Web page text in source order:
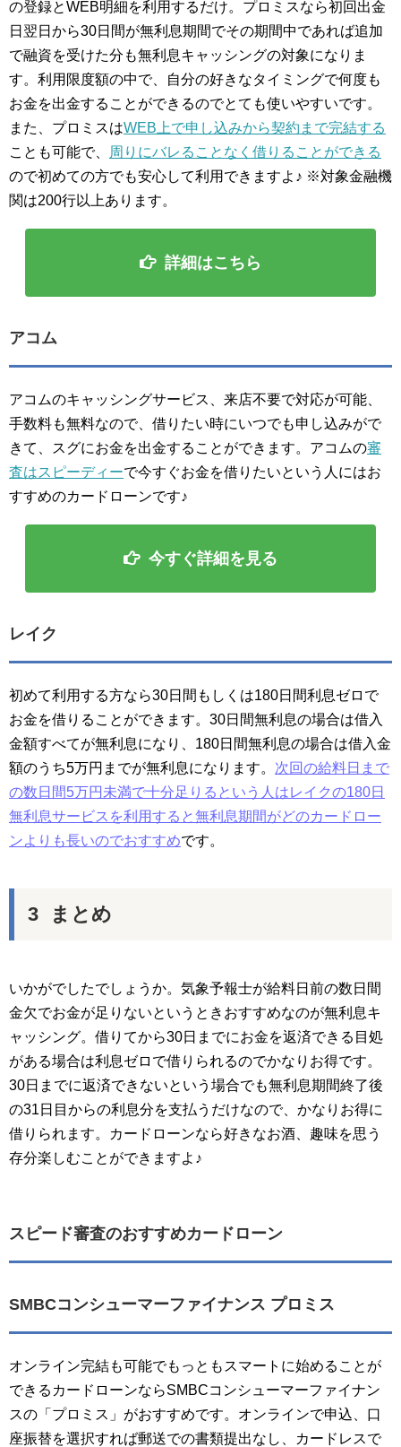
の登録とWEB明細を利用するだけ。プロミスなら初回出金
日翌日から30日間が無利息期間でその期間中であれば追加
で融資を受けた分も無利息キャッシングの対象になりま
す。利用限度額の中で、自分の好きなタイミングで何度も
お金を出金することができるのでとても使いやすいです。
また、プロミスはWEB上で申し込みから契約まで完結する
ことも可能で、
周りにバレることなく借りることができる
ので初めての方でも安心して利用できますよ♪ ※対象金融機
関は200行以上あります。
詳細はこちら
アコム
アコムのキャッシングサービス、来店不要で対応が可能、
手数料も無料なので、借りたい時にいつでも申し込みがで
きて、スグにお金を出金することができます。アコムの審
査はスピーディーで今すぐお金を借りたいという人にはお
すすめのカードローンです♪
今すぐ詳細を見る
レイク
初めて利用する方なら30日間もしくは180日間利息ゼロで
お金を借りることができます。30日間無利息の場合は借入
金額すべてが無利息になり、180日間無利息の場合は借入金
額のうち5万円までが無利息になります。 次回の給料日まで
の数日間5万円未満で十分足りるという人はレイクの180日
無利息サービスを利用すると無利息期間がどのカードロー
ンよりも長いのでおすすめです。
まとめ
いかがでしたでしょうか。気象予報士が給料日前の数日間
金欠でお金が足りないというときおすすめなのが無利息キ
ャッシング。借りてから30日までにお金を返済できる目処
がある場合は利息ゼロで借りられるのでかなりお得です。
30日までに返済できないという場合でも無利息期間終了後
の31日目からの利息分を支払うだけなので、かなりお得に
借りられます。カードローンなら好きなお酒、趣味を思う
存分楽しむことができますよ♪
スピード審査のおすすめカードローン
SMBCコンシューマーファイナンス プロミス
オンライン完結も可能でもっともスマートに始めることが
できるカードローンならSMBCコンシューマーファイナン
スの「プロミス」がおすすめです。オンラインで申込、口
座振替を選択すれば郵送での書類提出なし、カードレスで